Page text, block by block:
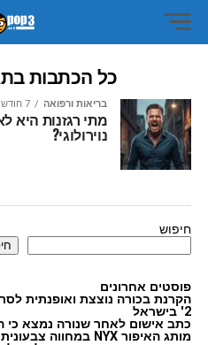
כל הכתבות
בריאות ורפואה 7 חודשים לפני
מתי רגזנות היא
נוירולוגי?
חיפוש
פוסטים אחרונים
הקרנת בכורה נוצצת ואופנתית
2' בישראל
כתב אישום לאחר שנורה נמצא כי
מותג האיפור NYX במחווה צבעונית למשפחת סימפסון